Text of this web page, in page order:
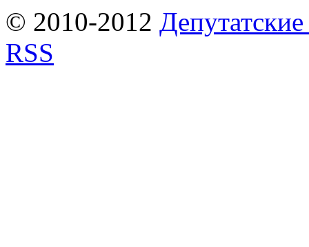
© 2010-2012
RSS